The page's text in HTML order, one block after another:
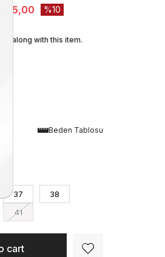
10
along with this item.
Beden Tablosu
37
38
41